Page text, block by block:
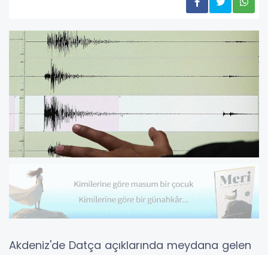
Akdeniz'de Datça açıklarında meydana gelen